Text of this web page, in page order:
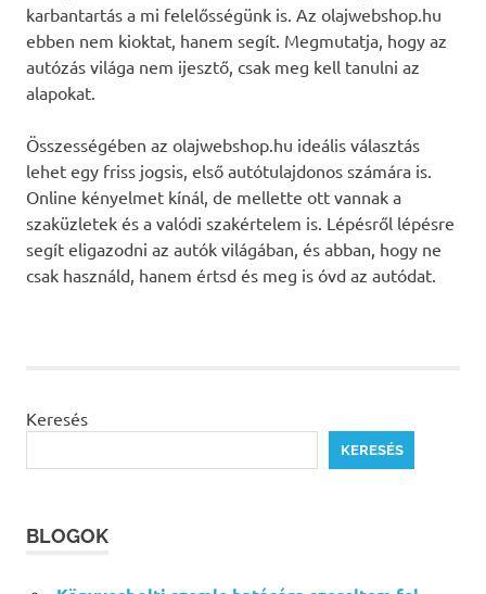
karbantartás a mi felelősségünk is. Az olajwebshop.hu
ebben nem kioktat, hanem segít. Megmutatja, hogy az
autózás világa nem ijesztő, csak meg kell tanulni az
alapokat.
Összességében az olajwebshop.hu ideális választás
lehet egy friss jogsis, első autótulajdonos számára is.
Online kényelmet kínál, de mellette ott vannak a
szaküzletek és a valódi szakértelem is. Lépésről lépésre
segít eligazodni az autók világában, és abban, hogy ne
csak használd, hanem értsd és meg is óvd az autódat.
Keresés
KERESÉS
BLOGOK